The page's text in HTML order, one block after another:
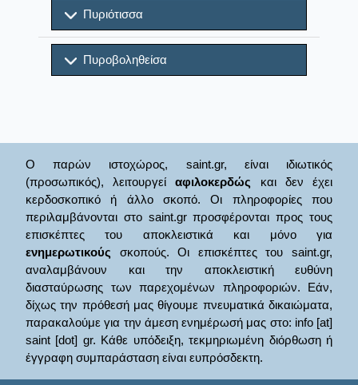
Πυριότισσα
Πυροβοληθείσα
Ο παρών ιστοχώρος, saint.gr, είναι ιδιωτικός
(προσωπικός), λειτουργείαφιλοκερδώς και δεν έχει
κερδοσκοπικό ή άλλο σκοπό. Οι πληροφορίες που
περιλαμβάνονται στο saint.gr προσφέρονται προς τους
επισκέπτες του αποκλειστικά και μόνο για
ενημερωτικούς σκοπούς. Οι επισκέπτες του saint.gr,
αναλαμβάνουν και την αποκλειστική ευθύνη
διασταύρωσης των παρεχομένων πληροφοριών. Εάν,
δίχως την πρόθεσή μας θίγουμε πνευματικά δικαιώματα,
παρακαλούμε για την άμεση ενημέρωσή μας στο: info [at]
saint [dot] gr. Κάθε υπόδειξη, τεκμηριωμένη διόρθωση ή
έγγραφη συμπαράσταση είναι ευπρόσδεκτη.